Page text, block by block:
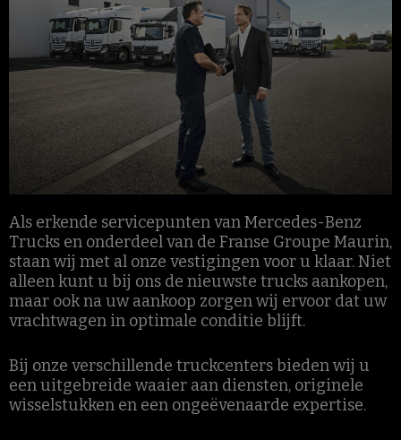
Als erkende servicepunten van Mercedes-Benz
Trucks en onderdeel van de Franse Groupe Maurin,
staan wij met al onze vestigingen voor u klaar. Niet
alleen kunt u bij ons de nieuwste trucks aankopen,
maar ook na uw aankoop zorgen wij ervoor dat uw
vrachtwagen in optimale conditie blijft.
Bij onze verschillende truckcenters bieden wij u
een uitgebreide waaier aan diensten, originele
wisselstukken en een ongeëvenaarde expertise.